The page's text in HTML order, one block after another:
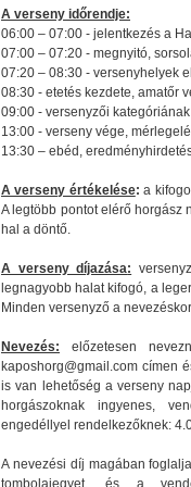
A verseny időrendje:
06:00 – 07:00 - jelentkezés a
07:00 – 07:20 - megnyitó,
07:20 – 08:30 - versenyhelyek
08:30 - etetés kezdete, amatőr
09:00 - versenyzői
13:00 - verseny vége,
13:30 – ebéd,
A verseny értékelése: a
A legtöbb pontot elérő horgász
hal a döntő.
A verseny díjazása:
legnagyobb halat kifogó, a
Minden versenyző a
Nevezés: előzetesen
kaposhorg@gmail.com címen
is van lehetőség a verseny
horgászoknak ingyenes,
engedéllyel rendelkezőknek:
A nevezési díj magában
tombolajegyet, és a